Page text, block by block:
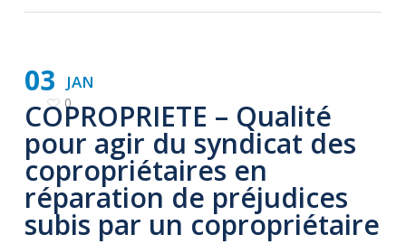
JAN
03
0
COPROPRIETE – Qualité
pour agir du syndicat des
copropriétaires en
réparation de préjudices
subis par un copropriétaire